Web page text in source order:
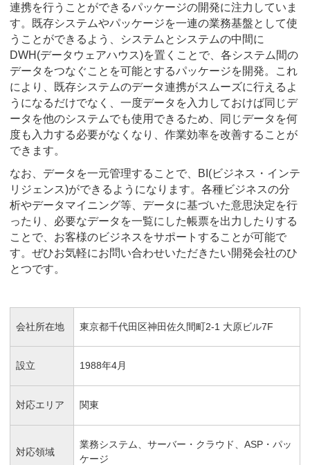
連携を行うことができるパッケージの開発に注力していま
す。既存システムやパッケージを一連の業務基盤として使
うことができるよう、システムとシステムの中間に
DWH(データウェアハウス)を置くことで、各システム間の
データをつなぐことを可能とするパッケージを開発。これ
により、既存システムのデータ連携がスムーズに行えるよ
うになるだけでなく、一度データを入力しておけば同じデ
ータを他のシステムでも使用できるため、同じデータを何
度も入力する必要がなくなり、作業効率を改善することが
できます。
なお、データを一元管理することで、BI(ビジネス・インテ
リジェンス)ができるようになります。各種ビジネスの分
析やデータマイニング等、データに基づいた意思決定を行
ったり、必要なデータを一覧にした帳票を出力したりする
ことで、お客様のビジネスをサポートすることが可能で
す。ぜひお気軽にお問い合わせいただきたい開発会社のひ
とつです。
会社所在地 東京都千代田区神田佐久間町2-1 大原ビル7F
設立 1988年4月
対応エリア 関東
対応領域
業務システム、サーバー・クラウド、ASP・パッ
ケージ